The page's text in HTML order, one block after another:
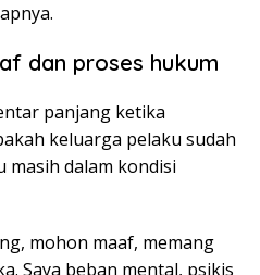
dan proses hukum
panjang ketika
keluarga pelaku sudah
masih dalam kondisi
mohon maaf, memang
Saya beban mental, psikis